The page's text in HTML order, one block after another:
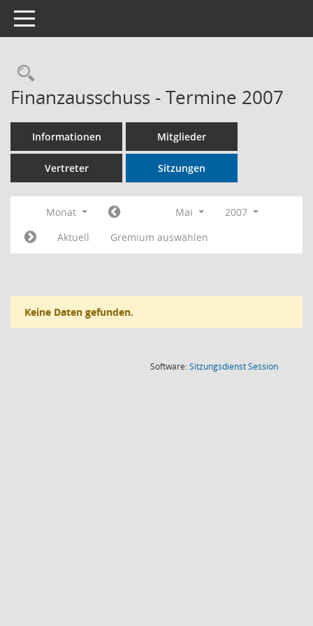
Toggle navigation
Rechercheauswahl
Finanzausschuss - Termine 2007
Informationen Mitglieder
Vertreter Sitzungen
Monat Mai
2007
Aktuell
Gremium auswählen
Keine Daten gefunden.
Software:SitzungsdienstSession(Wird in